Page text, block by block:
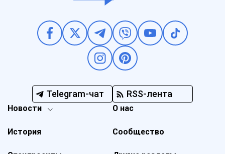
Telegram-чат RSS-лента
Новости
История
О нас
Сообщество